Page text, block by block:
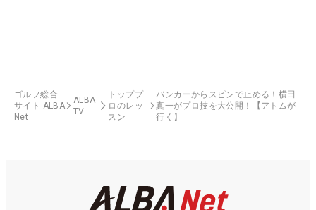
ゴルフ総合
サイト ALBA
Net
ALBA
TV
トッププ
ロのレッ
スン
バンカーからスピンで止める！横田
真一がプロ技を大公開！【アトムが
行く】